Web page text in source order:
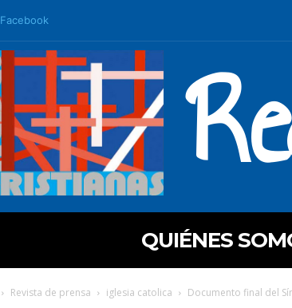
Facebook
QUIÉNES
Revista de prensa iglesia catolica Documento final del